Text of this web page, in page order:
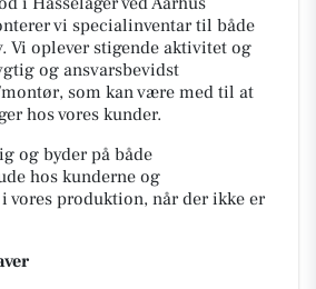
vi specialinventar til både
Vi oplever stigende aktivitet og
og ansvarsbevidst
som kan være med til at
hos vores kunder.
og byder på både
hos kunderne og
vores produktion, når der ikke er